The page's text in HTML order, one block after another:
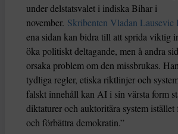
under delstatsvalet i indiska Bihar i
november. Skribenten Vladan Lausevic
ena sidan kan bidra till att sprida viktig
öka politiskt deltagande, men å andra
orsaka problem om den missbrukas.
tydliga regler, etiska riktlinjer och
falskt innehåll kan AI i sin värsta form
diktaturer och auktoritära system
och förbättra demokratin.”